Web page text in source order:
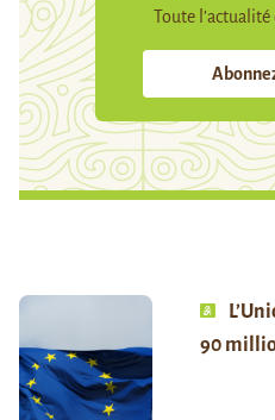
Toute l’actualité
90